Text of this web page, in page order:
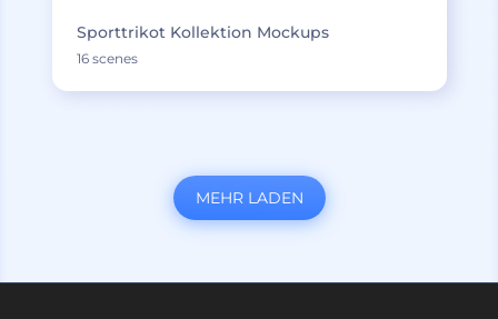
Sporttrikot Kollektion Mockups
16 scenes
MEHR LADEN